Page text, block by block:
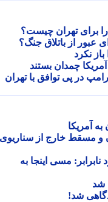
برای تهران چیست؟
از باتلاق جنگ؟
چمدان بستند
پی توافق با تهران
مسقط خارج از سناریوی
مسی اینجا به
شد!